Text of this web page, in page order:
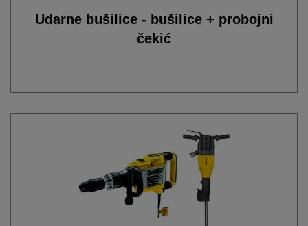
Udarne bušilice - bušilice + probojni
čekić